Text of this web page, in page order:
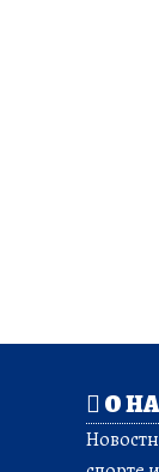
О